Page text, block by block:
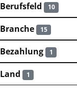
Berufsfeld
10
Branche 15
Bezahlung 1
Land 1